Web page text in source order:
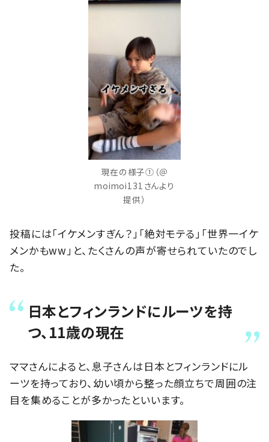
現在の様子①（＠
moimoi131さんより
提供）
投稿には「イケメンすぎん？」「絶対モテる」「世界一イケ
メンかもww」と、たくさんの声が寄せられていたのでし
た。
日本とフィンランドにルーツを持
つ、11歳の現在
ママさんによると、息子さんは日本とフィンランドにル
ーツを持っており、幼い頃から整った顔立ちで周囲の注
目を集めることが多かったといいます。